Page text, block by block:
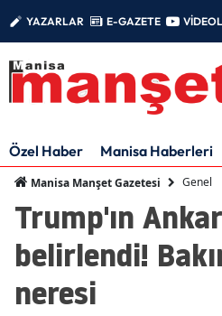
YAZARLAR E-GAZETE
Özel Haber Manisa Haberleri
Manisa Manşet Gazetesi Genel
Trump'ın
belirlendi!
neresi